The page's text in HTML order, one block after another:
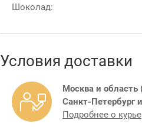
Шоколад:
Условия доставки
Москва и
Санкт-Петербург
Подробнее о